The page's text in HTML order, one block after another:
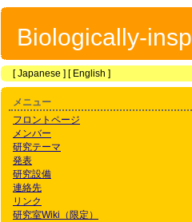
Biologically-
[Japanese ] [ English ]
メニュー
フロントページ
メンバー
研究テーマ
発表
研究設備
連絡先
リンク
研究室Wiki（限定）